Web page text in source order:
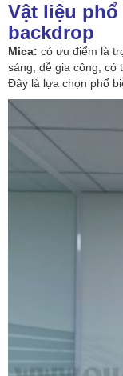
Vật liệu
backdrop
Mica: có ưu điểm là
sáng, dễ gia công, có
Đây là lựa chọn phổ